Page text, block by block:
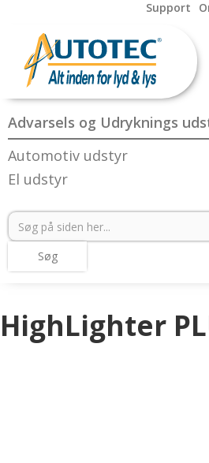
Support
Advarsels og Udryknings
Automotiv udstyr
El udstyr
HighLighter